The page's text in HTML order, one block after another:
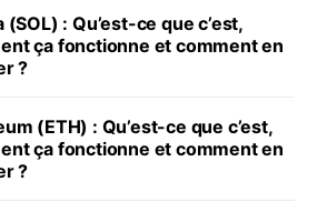
(SOL) : Qu’est-ce que c’est,
ça fonctionne et comment en
?
(ETH) : Qu’est-ce que c’est,
ça fonctionne et comment en
?